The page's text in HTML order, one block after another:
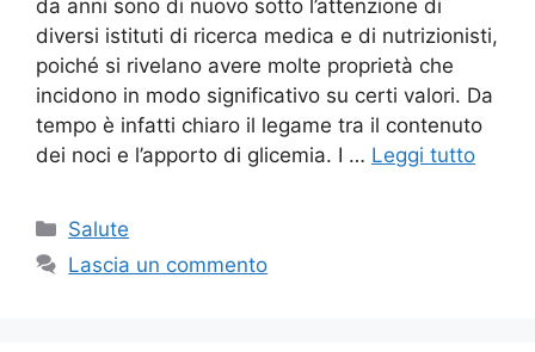
da anni sono di nuovo sotto l’attenzione di
diversi istituti di ricerca medica e di nutrizionisti,
poiché si rivelano avere molte proprietà che
incidono in modo significativo su certi valori. Da
tempo è infatti chiaro il legame tra il contenuto
dei noci e l’apporto di glicemia. I … Leggi tutto
Categorie
Salute
Lascia un commento